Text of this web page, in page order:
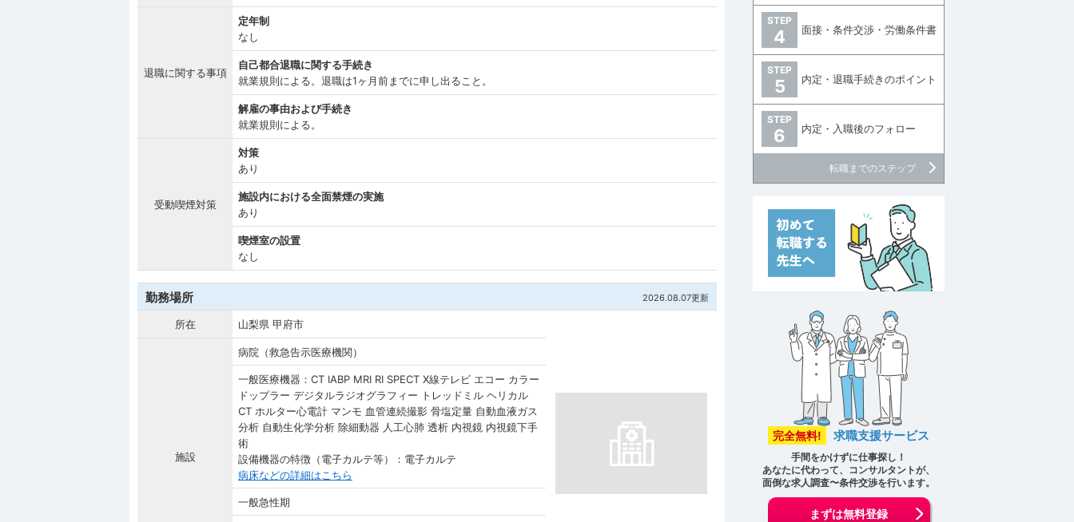
退職に関する事項
定年制
なし
自己都合退職に関する手続き
就業規則による。退職は1ヶ月前までに申し出ること。
解雇の事由および手続き
就業規則による。
受動喫煙対策
対策
あり
施設内における全面禁煙の実施
あり
喫煙室の設置
なし
勤務場所 2026.08.07更新
所在 山梨県 甲府市
施設
病院（救急告示医療機関）
一般医療機器：CT IABP MRI RI SPECT X線テレビ エコー カラー
ドップラー デジタルラジオグラフィー トレッドミル ヘリカル
CT ホルター心電計 マンモ 血管連続撮影 骨塩定量 自動血液ガス
分析 自動生化学分析 除細動器 人工心肺 透析 内視鏡 内視鏡下手
術
設備機器の特徴（電子カルテ等）：電子カルテ
病床などの詳細はこちら
一般急性期
STEP
4 面接・条件交渉・労働条件書
STEP
5 内定・退職手続きのポイント
STEP
6 内定・入職後のフォロー
転職までのステップ
完全無料! 求職支援サービス
手間をかけずに仕事探し！
あなたに代わって、コンサルタントが、
面倒な求人調査〜条件交渉を行います。
まずは無料登録